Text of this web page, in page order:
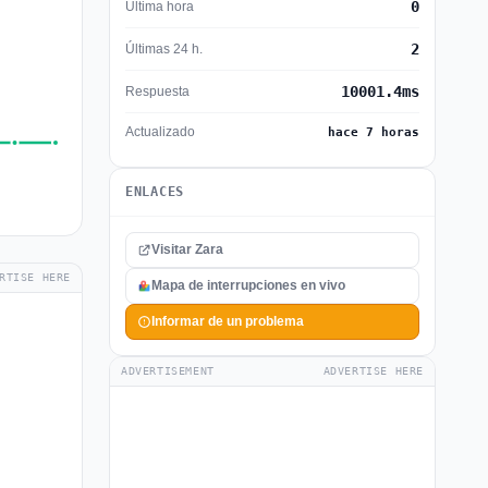
HERE
Última hora 0
Últimas 24 h. 2
Respuesta 10001.4ms
Actualizado hace 7 horas
ENLACES
Visitar Zara
Mapa de interrupciones en vivo
Informar de un problema
ADVERTISEMENT ADVERTISE HERE